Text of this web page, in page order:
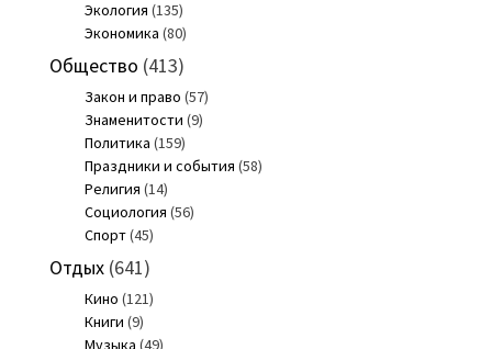
Экология (135)
Экономика (80)
Общество (413)
Закон и право (57)
Знаменитости (9)
Политика (159)
Праздники и события (58)
Религия (14)
Социология (56)
Спорт(45)
Отдых(641)
Кино (121)
Книги (9)
Музыка (49)